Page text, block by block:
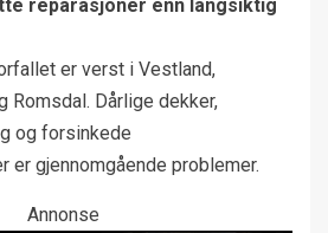
reparasjoner enn langsiktig
er verst i Vestland,
Romsdal. Dårlige dekker,
og forsinkede
er gjennomgående problemer.
Annonse